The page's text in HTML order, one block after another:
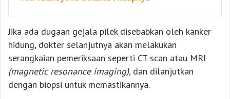
Jika ada dugaan gejala pilek disebabkan oleh kanker
hidung, dokter selanjutnya akan melakukan
serangkaian pemeriksaan seperti CT scan atau MRI
(magnetic resonance imaging), dan dilanjutkan
dengan biopsi untuk memastikannya.